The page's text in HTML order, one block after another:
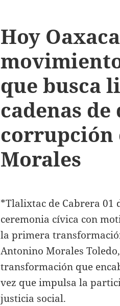
Hoy
que busca
cadenas
corrupción
Morales
*Tlalixtac de Cabrera 01
ceremonia cívica con
la primera
Antonino Morales
transformación que
vez que impulsa la
justicia social.